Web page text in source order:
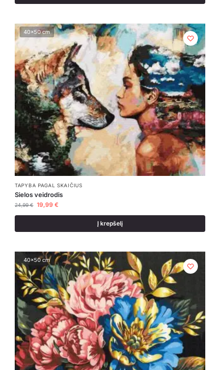
40x50 cm
TAPYBA PAGAL SKAIČIUS
Sielos veidrodis
24,99€ 19,99 €
Į krepšelį
40x50 cm